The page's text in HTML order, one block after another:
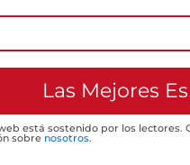
Las Mejores
está sostenido por los lectores.
sobre nosotros.